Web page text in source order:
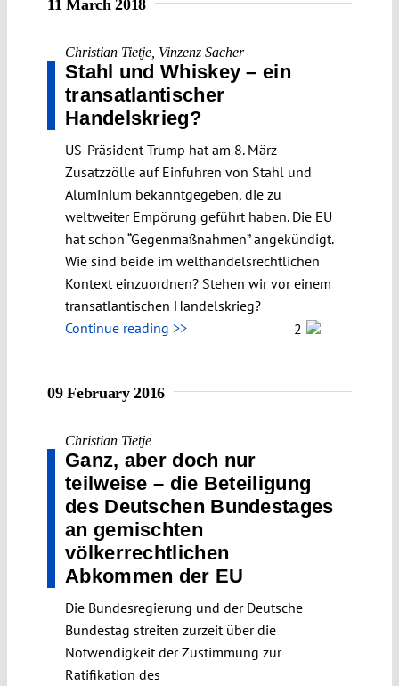
11 March 2018
Christian Tietje Vinzenz Sacher
Stahl und Whiskey – ein
transatlantischer
Handelskrieg?
US-Präsident Trump hat am 8. März
Zusatzzölle auf Einfuhren von Stahl und
Aluminium bekanntgegeben, die zu
weltweiter Empörung geführt haben. Die EU
hat schon “Gegenmaßnahmen” angekündigt.
Wie sind beide im welthandelsrechtlichen
Kontext einzuordnen? Stehen wir vor einem
transatlantischen Handelskrieg?
Continue reading >>
2
09 February 2016
Christian Tietje
Ganz, aber doch nur
teilweise – die Beteiligung
des Deutschen Bundestages
an gemischten
völkerrechtlichen
Abkommen der EU
Die Bundesregierung und der Deutsche
Bundestag streiten zurzeit über die
Notwendigkeit der Zustimmung zur
Ratifikation des